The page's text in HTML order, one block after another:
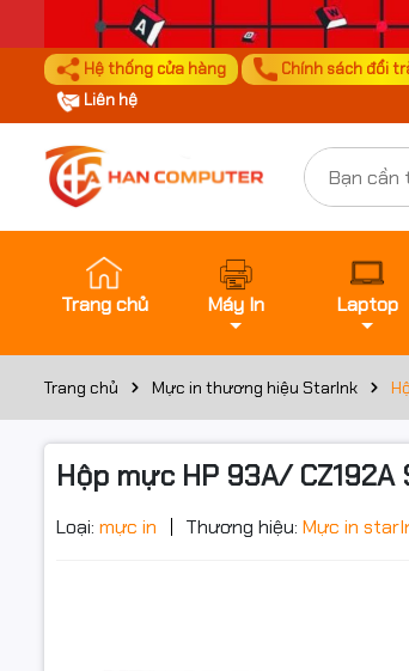
Hệ thống cửa hàng Chính sách đổi
Liên hệ
Trang chủ Máy In Laptop
Trang chủ Mực in thương hiệu StarInk
Hộp mực HP 93A/
Loại: mực in Thương hiệu: Mực in